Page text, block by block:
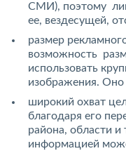
СМИ), поэтому
ее, вездесущей,
размер
возможность
использовать
изображения. Оно
широкий охват
благодаря его
района, области
информацией